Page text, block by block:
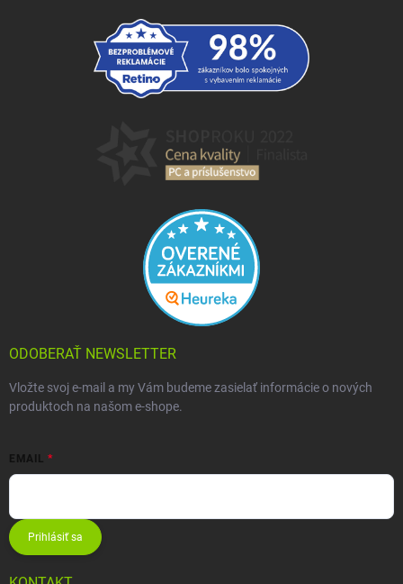
ODOBERAŤ NEWSLETTER
Vložte svoj e-mail a my Vám budeme zasielať informácie o nových
produktoch na našom e-shope.
EMAIL
Prihlásiť sa